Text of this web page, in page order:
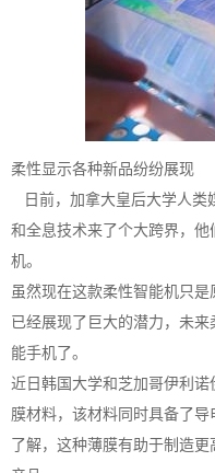
柔性显示各种新品纷纷展现
日前，加拿大皇后大学人类
和全息技术来了个大跨界，
机。
虽然现在这款柔性智能机只
已经展现了巨大的潜力，未
能手机了。
近日韩国大学和芝加哥伊利
膜材料，该材料同时具备了
了解，这种薄膜有助于制造